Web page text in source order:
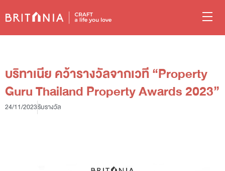
บริทาเนีย คว้ารางวัลจากเวที “Property
Guru Thailand Property Awards 2023”
24/11/2023รับรางวัล